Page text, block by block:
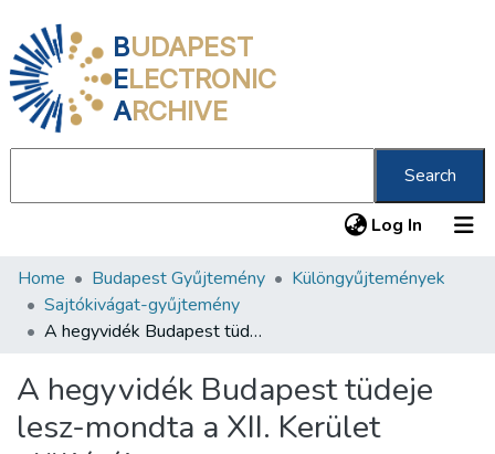
BUDAPEST
ELECTRONIC
ARCHIVE
Search
Log In (current)
Communities & Collections
All of DSpace
About us
Home Budapest Gyűjtemény
Különgyűjtemények
Sajtókivágat-gyűjtemény
A hegyvidék Budapest tüdeje lesz-mondta a XII. Kerület elöljárója
A hegyvidék Budapest tüdeje
lesz-mondta a XII. Kerület